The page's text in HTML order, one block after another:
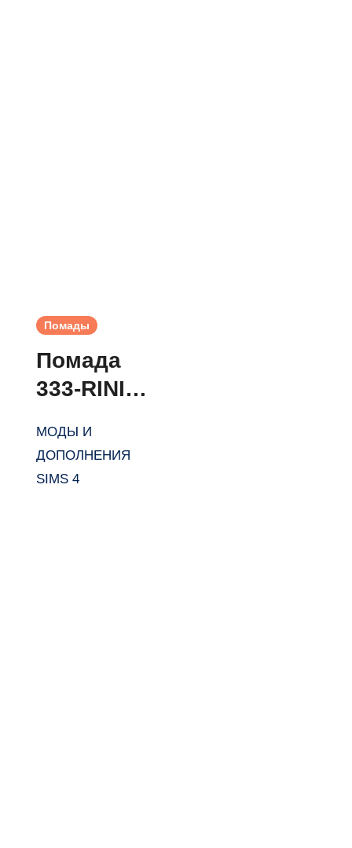
Помады
Помада
333-RINI
asan333
для Симс
МОДЫ И
ДОПОЛНЕНИЯ
SIMS 4